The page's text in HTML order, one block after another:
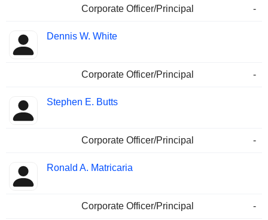
Corporate Officer/Principal -
Dennis W. White
Corporate Officer/Principal -
Stephen E. Butts
Corporate Officer/Principal -
Ronald A. Matricaria
Corporate Officer/Principal -